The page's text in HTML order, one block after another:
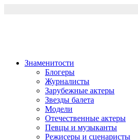
Знаменитости
Блогеры
Журналисты
Зарубежные актеры
Звезды балета
Модели
Отечественные актеры
Певцы и музыканты
Режисеры и сценаристы